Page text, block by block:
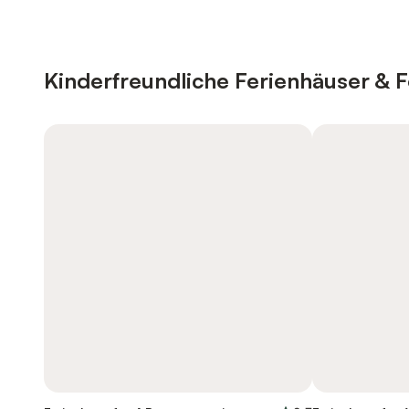
Kinderfreundliche Ferienhäuser &